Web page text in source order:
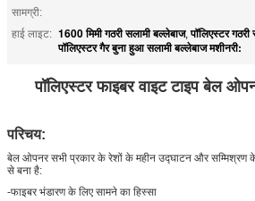
सामग्री:
हाई लाइट: 1600 मिमी गठरी सलामी बल्लेबाज,पॉलिएस्टर
पॉलिएस्टर गैर बुना हुआ सलामी बल्लेबाज मशीनरी:
पॉलिएस्टर फाइबर वाइट टाइप बेल
परिचय:
बेल ओपनर सभी प्रकार के रेशों के महीन उद्घाटन और सम्मिश्रण
से बना है:
-फाइबर भंडारण के लिए सामने का हिस्सा